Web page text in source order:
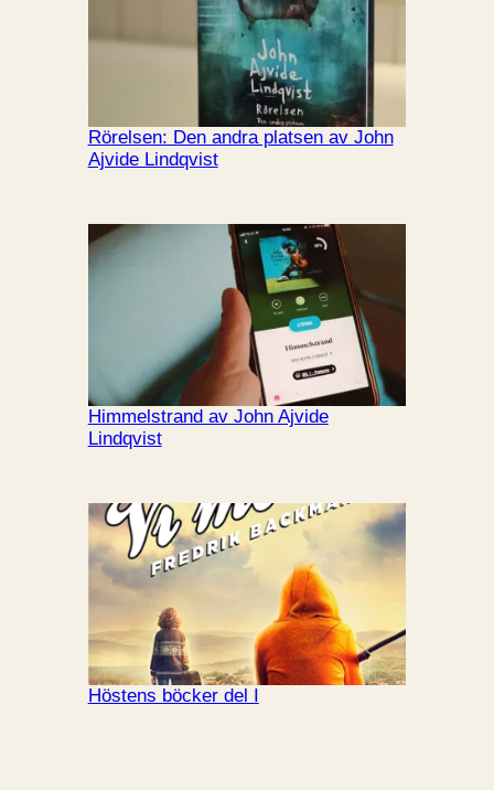
Rörelsen: Den andra platsen av John
Ajvide Lindqvist
Himmelstrand av John Ajvide
Lindqvist
Höstens böcker del I